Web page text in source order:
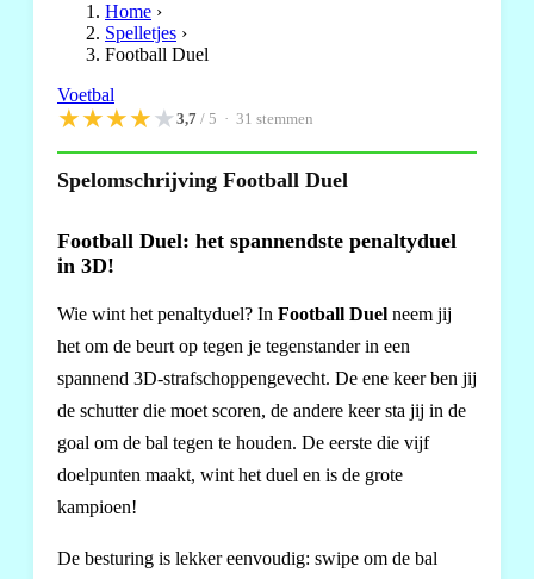
Home ›
Spelletjes ›
Football Duel
Voetbal
★★★★★3,7 / 5 · 31 stemmen
Spelomschrijving Football Duel
Football Duel: het spannendste penaltyduel
in 3D!
Wie wint het penaltyduel? In Football Duel neem jij
het om de beurt op tegen je tegenstander in een
spannend 3D-strafschoppengevecht. De ene keer ben jij
de schutter die moet scoren, de andere keer sta jij in de
goal om de bal tegen te houden. De eerste die vijf
doelpunten maakt, wint het duel en is de grote
kampioen!
De besturing is lekker eenvoudig: swipe om de bal